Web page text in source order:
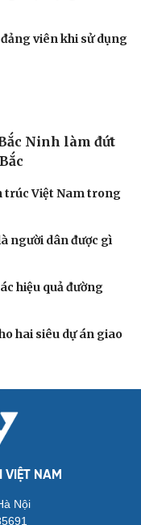
viên khi sử dụng
Ninh làm đứt
trúc Việt Nam trong
người dân được gì
hiệu quả đường
hai siêu dự án giao
VIỆT NAM
Nội